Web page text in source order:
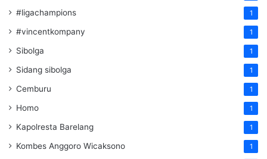
#ligachampions 1
#vincentkompany 1
Sibolga 1
Sidang sibolga 1
Cemburu 1
Homo 1
Kapolresta Barelang 1
Kombes Anggoro Wicaksono 1